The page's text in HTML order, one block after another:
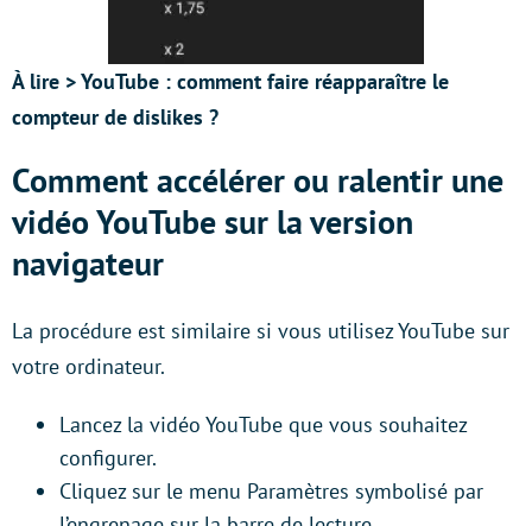
À lire > YouTube : comment faire réapparaître le
compteur de dislikes ?
Comment accélérer ou ralentir une
vidéo YouTube sur la version
navigateur
La procédure est similaire si vous utilisez YouTube sur
votre ordinateur.
Lancez la vidéo YouTube que vous souhaitez
configurer.
Cliquez sur le menu Paramètres symbolisé par